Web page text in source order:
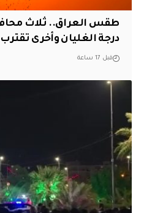
طقس العراق.. ثلاث
درجة الغليان وأخرى
قبل 17 ساعة